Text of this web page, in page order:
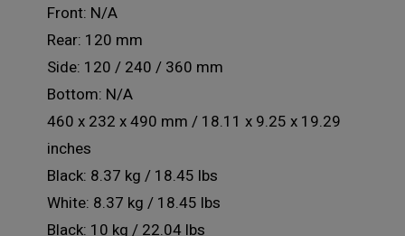
Front: N/A
Rear: 120 mm
Side: 120 / 240 / 360 mm
Bottom: N/A
460 x 232 x 490 mm / 18.11 x 9.25 x 19.29
inches
Black: 8.37 kg / 18.45 lbs
White: 8.37 kg / 18.45 lbs
Black: 10 kg / 22.04 lbs